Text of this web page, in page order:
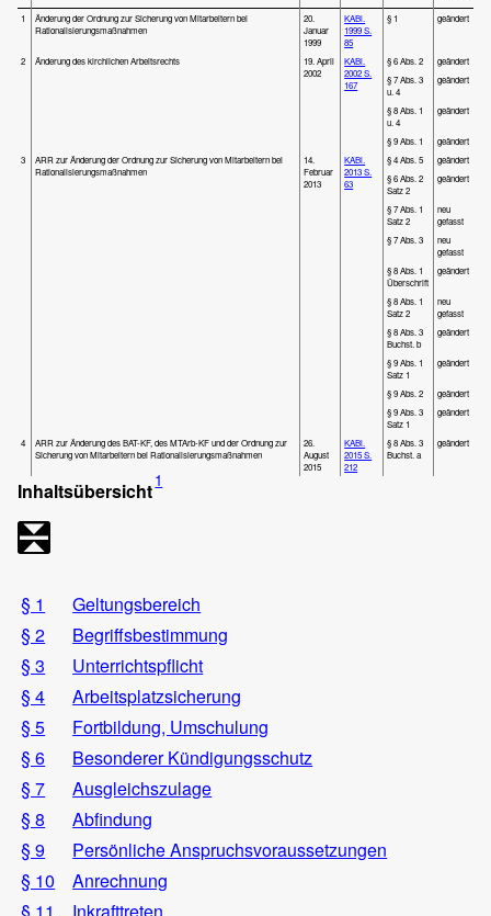
1
Änderung der Ordnung zur Sicherung von Mitarbeitern bei
Rationalisierungsmaßnahmen
20.
Januar
1999
KABl.
1999 S.
85
§ 1 geändert
2 Änderung des kirchlichen Arbeitsrechts
19. April
2002
KABl.
2002 S.
167
§ 6 Abs. 2
geändert
§ 7 Abs. 3
u. 4
geändert
§ 8 Abs. 1
u. 4
geändert
§ 9 Abs. 1
geändert
3
ARR zur Änderung der Ordnung zur Sicherung von Mitarbeitern bei
Rationalisierungsmaßnahmen
14.
Februar
2013
KABl.
2013 S.
63
§ 4 Abs. 5
geändert
§ 6 Abs. 2
Satz 2
geändert
§ 7 Abs. 1
Satz 2
neu
gefasst
§ 7 Abs. 3
neu
gefasst
§ 8 Abs. 1
Überschrift
geändert
§ 8 Abs. 1
Satz 2
neu
gefasst
§ 8 Abs. 3
Buchst. b
geändert
§ 9 Abs. 1
Satz 1
geändert
§ 9 Abs. 2
geändert
§ 9 Abs. 3
Satz 1
geändert
4
ARR zur Änderung des BAT-KF, des MTArb-KF und der Ordnung zur
Sicherung von Mitarbeitern bei Rationalisierungsmaßnahmen
26.
August
2015
KABl.
2015 S.
212
§ 8 Abs. 3
Buchst. a
geändert
Inhaltsübersicht1
§ 1
Geltungsbereich
§ 2
Begriffsbestimmung
§ 3
Unterrichtspflicht
§ 4
Arbeitsplatzsicherung
§ 5
Fortbildung, Umschulung
§ 6
Besonderer Kündigungsschutz
§ 7
Ausgleichszulage
§ 8
Abfindung
§ 9
Persönliche Anspruchsvoraussetzungen
§ 10
Anrechnung